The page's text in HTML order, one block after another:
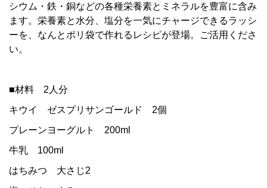
シウム・鉄・銅などの各種栄養素とミネラルを豊富に含み
ます。栄養素と水分、塩分を一気にチャージできるラッシ
ーを、なんとポリ袋で作れるレシピが登場。ご活用くださ
い。
■材料 2人分
キウイ ゼスプリサンゴールド 2個
プレーンヨーグルト 200ml
牛乳 100ml
はちみつ 大さじ2